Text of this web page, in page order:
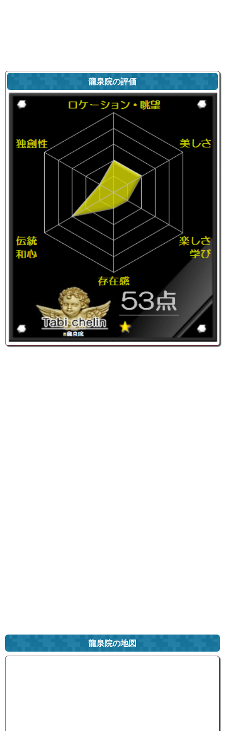
龍泉院の評価
龍泉院の地図